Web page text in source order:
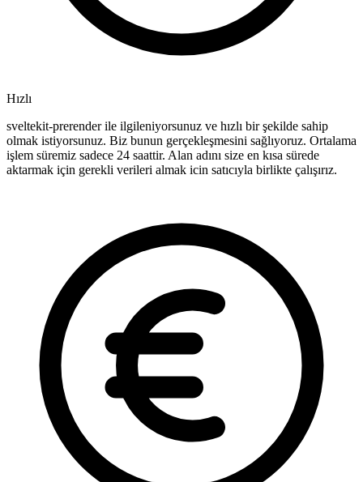
Hızlı
sveltekit-prerender ile ilgileniyorsunuz ve hızlı bir şekilde sahip
olmak istiyorsunuz. Biz bunun gerçekleşmesini sağlıyoruz. Ortalama
işlem süremiz sadece 24 saattir. Alan adını size en kısa sürede
aktarmak için gerekli verileri almak icin satıcıyla birlikte çalışırız.